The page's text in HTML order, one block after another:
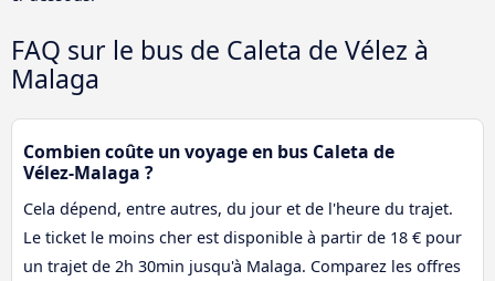
FAQ sur le bus de Caleta de Vélez à
Malaga
Combien coûte un voyage en bus Caleta de
Vélez-Malaga ?
Cela dépend, entre autres, du jour et de l'heure du trajet.
Le ticket le moins cher est disponible à partir de 18 € pour
un trajet de 2h 30min jusqu'à Malaga. Comparez les offres